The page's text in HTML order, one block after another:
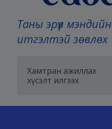
Таны эрүүл мэндийн
итгэлтэй зөвлөх
Хамтран ажиллах
хүсэлт илгээх